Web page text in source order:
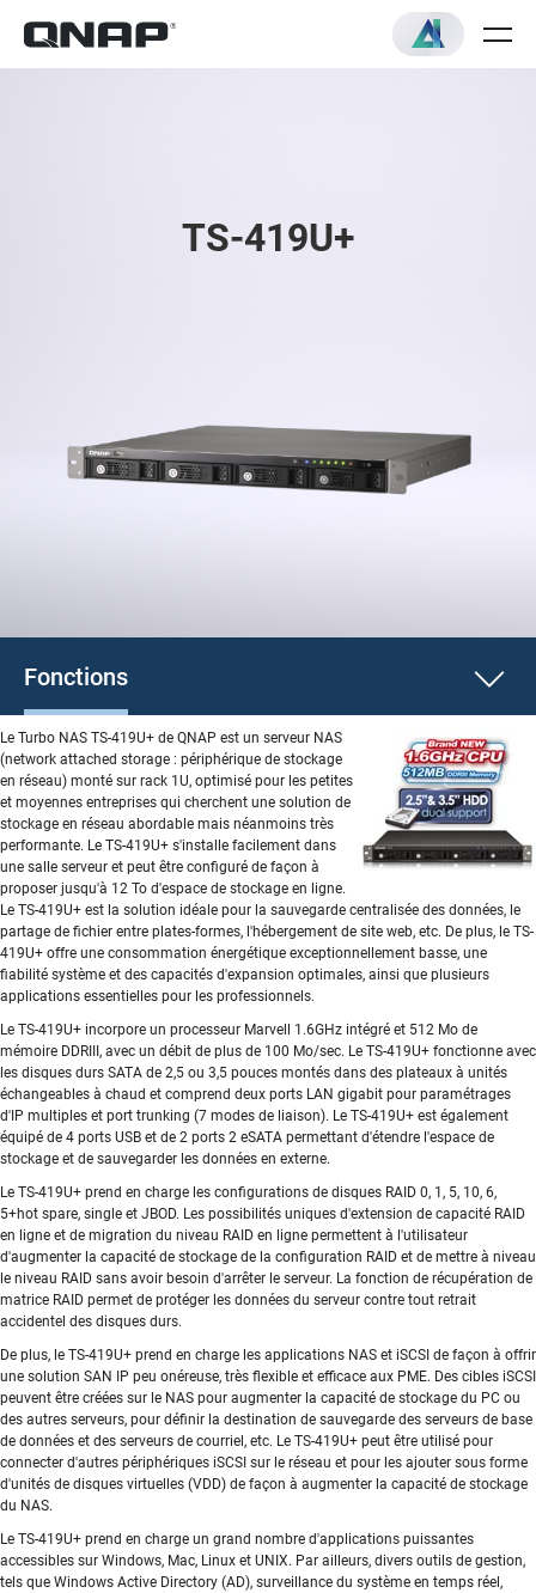
TS-419U+
Fonctions
Le Turbo NAS TS-419U+ de QNAP est un serveur NAS
(network attached storage : périphérique de stockage
en réseau) monté sur rack 1U, optimisé pour les petites
et moyennes entreprises qui cherchent une solution de
stockage en réseau abordable mais néanmoins très
performante. Le TS-419U+ s'installe facilement dans
une salle serveur et peut être configuré de façon à
proposer jusqu'à 12 To d'espace de stockage en ligne.
Le TS-419U+ est la solution idéale pour la sauvegarde centralisée des données, le
partage de fichier entre plates-formes, l'hébergement de site web, etc. De plus, le TS-
419U+ offre une consommation énergétique exceptionnellement basse, une
fiabilité système et des capacités d'expansion optimales, ainsi que plusieurs
applications essentielles pour les professionnels.
Le TS-419U+ incorpore un processeur Marvell 1.6GHz intégré et 512 Mo de
mémoire DDRIII, avec un débit de plus de 100 Mo/sec. Le TS-419U+ fonctionne avec
les disques durs SATA de 2,5 ou 3,5 pouces montés dans des plateaux à unités
échangeables à chaud et comprend deux ports LAN gigabit pour paramétrages
d'IP multiples et port trunking (7 modes de liaison). Le TS-419U+ est également
équipé de 4 ports USB et de 2 ports 2 eSATA permettant d'étendre l'espace de
stockage et de sauvegarder les données en externe.
Le TS-419U+ prend en charge les configurations de disques RAID 0, 1, 5, 10, 6,
5+hot spare, single et JBOD. Les possibilités uniques d'extension de capacité RAID
en ligne et de migration du niveau RAID en ligne permettent à l'utilisateur
d'augmenter la capacité de stockage de la configuration RAID et de mettre à niveau
le niveau RAID sans avoir besoin d'arrêter le serveur. La fonction de récupération de
matrice RAID permet de protéger les données du serveur contre tout retrait
accidentel des disques durs.
De plus, le TS-419U+ prend en charge les applications NAS et iSCSI de façon à offrir
une solution SAN IP peu onéreuse, très flexible et efficace aux PME. Des cibles iSCSI
peuvent être créées sur le NAS pour augmenter la capacité de stockage du PC ou
des autres serveurs, pour définir la destination de sauvegarde des serveurs de base
de données et des serveurs de courriel, etc. Le TS-419U+ peut être utilisé pour
connecter d'autres périphériques iSCSI sur le réseau et pour les ajouter sous forme
d'unités de disques virtuelles (VDD) de façon à augmenter la capacité de stockage
du NAS.
Le TS-419U+ prend en charge un grand nombre d'applications puissantes
accessibles sur Windows, Mac, Linux et UNIX. Par ailleurs, divers outils de gestion,
tels que Windows Active Directory (AD), surveillance du système en temps réel,